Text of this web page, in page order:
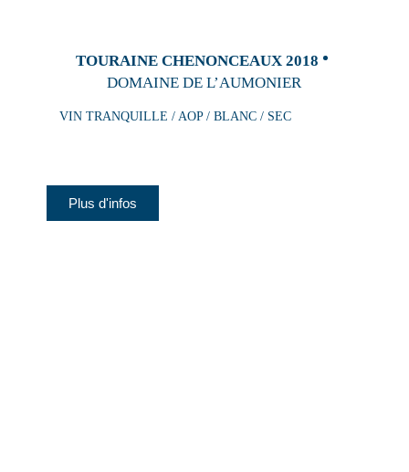
TOURAINE CHENONCEAUX 2018
DOMAINE DE L’AUMONIER
VIN TRANQUILLE / AOP / BLANC / SEC
Plus d'infos